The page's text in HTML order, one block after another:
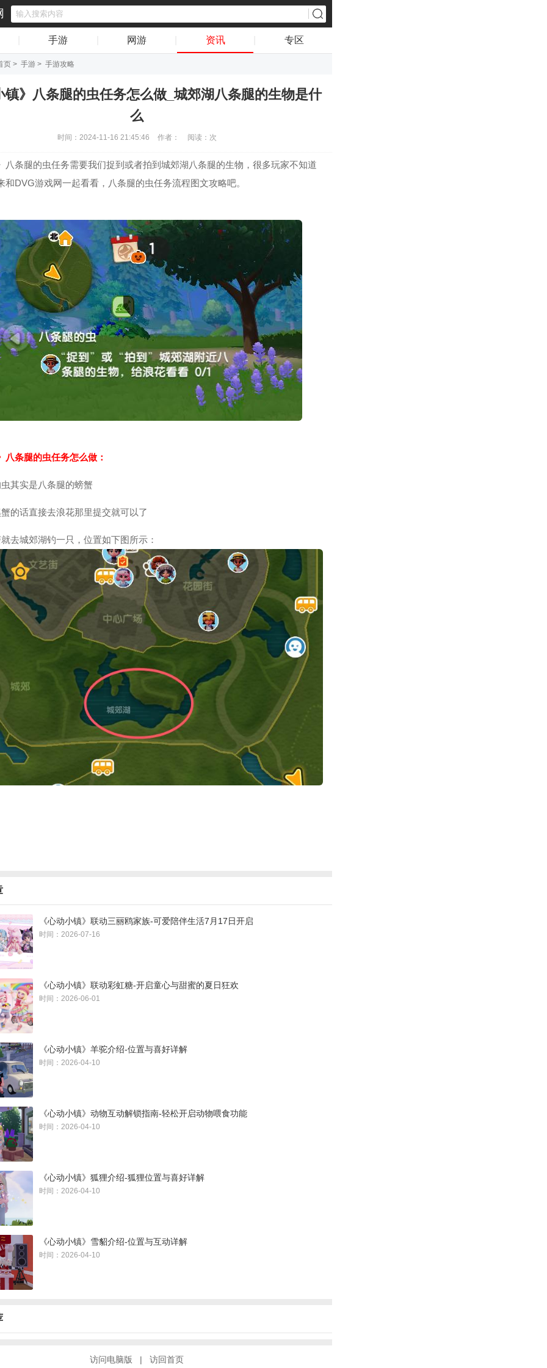
手游 网游 资讯 专区
页 > 手游 > 手游攻略
镇》八条腿的虫任务怎么做_城郊湖八条腿的生物是什
么
时间：2024-11-16 21:45:46 作者： 阅读： 次
八条腿的虫任务需要我们捉到或者拍到城郊湖八条腿的生物，很多玩家不知道
和DVG游戏网一起看看，八条腿的虫任务流程图文攻略吧。
八条腿的虫任务怎么做：
其实是八条腿的螃蟹
的话直接去浪花那里提交就可以了
去城郊湖钓一只，位置如下图所示：
《心动小镇》联动三丽鸥家族-可爱陪伴生活7月17日开启
时间：2026-07-16
《心动小镇》联动彩虹糖-开启童心与甜蜜的夏日狂欢
时间：2026-06-01
《心动小镇》羊驼介绍-位置与喜好详解
时间：2026-04-10
《心动小镇》动物互动解锁指南-轻松开启动物喂食功能
时间：2026-04-10
《心动小镇》狐狸介绍-狐狸位置与喜好详解
时间：2026-04-10
《心动小镇》雪貂介绍-位置与互动详解
时间：2026-04-10
访问电脑版 | 访回首页